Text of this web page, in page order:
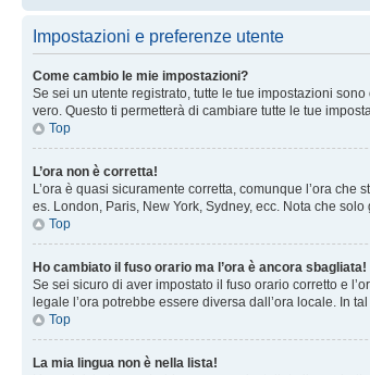
Impostazioni e preferenze utente
Come cambio le mie impostazioni?
Se sei un utente registrato, tutte le tue impostazioni
vero. Questo ti permetterà di cambiare tutte le tue
Top
L’ora non è corretta!
L’ora è quasi sicuramente corretta, comunque l’ora
es. London, Paris, New York, Sydney, ecc. Nota che
Top
Ho cambiato il fuso orario ma l’ora è ancora sbagliata!
Se sei sicuro di aver impostato il fuso orario corretto e
legale l’ora potrebbe essere diversa dall’ora locale. In
Top
La mia lingua non è nella lista!